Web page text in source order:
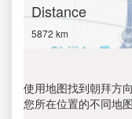
Distance
5872 km
使用地图找到朝拜方
您所在位置的不同地